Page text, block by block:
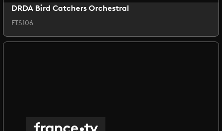
DRDA Bird Catchers Orchestral
FTS106